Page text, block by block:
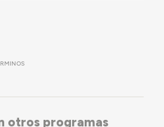
otros programas